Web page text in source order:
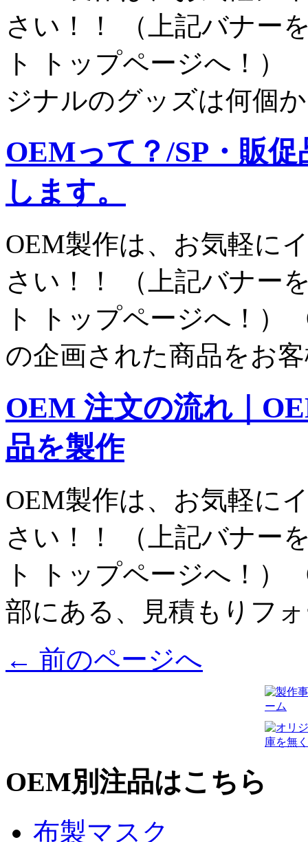
さい！！ （上記バナー
ト トップページへ！
ジナルのグッズは何個
OEMって？/SP・販
します。
OEM製作は、お気軽に
さい！！ （上記バナー
ト トップページへ！
の企画された商品をお
OEM 注文の流れ｜
品を製作
OEM製作は、お気軽に
さい！！ （上記バナー
ト トップページへ！
部にある、見積もりフ
← 前のページへ
OEM別注品はこちら
布製マスク